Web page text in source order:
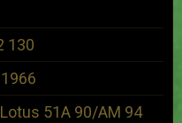
130
51A 90/AM 94